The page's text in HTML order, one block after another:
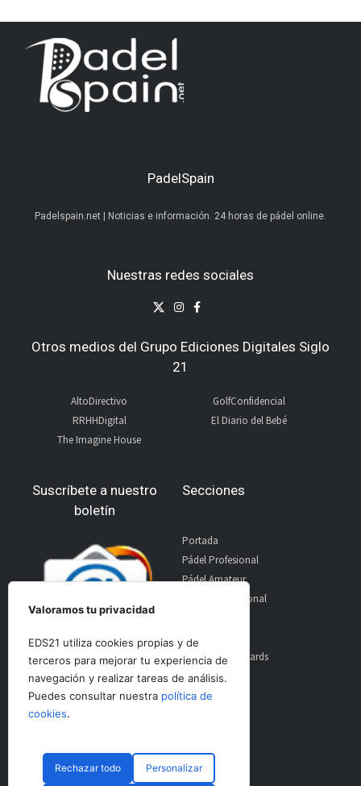
PadelSpain
Padelspain.net | Noticias e información. 24 horas de pádel online.
Nuestras redes sociales
Otros medios del Grupo Ediciones Digitales Siglo
21
AltoDirectivo
RRHHDigital
The Imagine House
GolfConfidencial
El Diario del Bebé
Suscríbete a nuestro
boletín
Secciones
Portada
Pádel Profesional
Pádel Amateur
Pádel Internacional
Material
World Padel Awards
Contacto
Publicidad
Valoramos tu privacidad
EDS21 utiliza cookies propias y de
terceros para mejorar tu experiencia de
navegación y realizar tareas de análisis.
Puedes consultar nuestra política de
cookies.
Rechazar todo Personalizar